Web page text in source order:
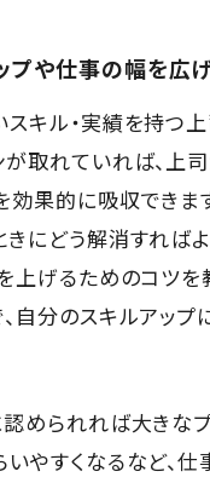
プや仕事の幅を広
スキル・実績を持つ
が取れていれば、上
効果的に吸収できま
きにどう解消すれば
上げるためのコツ
自分のスキルアップ
認められれば大きな
やすくなるなど、